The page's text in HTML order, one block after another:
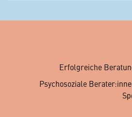
Erfolgreiche
Psychosoziale